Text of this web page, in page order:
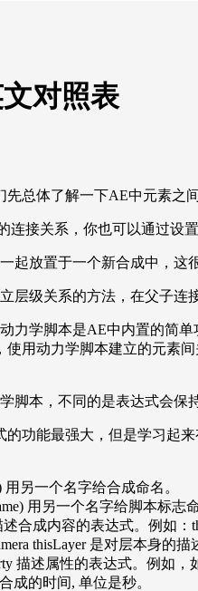
对照表
总体了解一下AE中元素之
连接关系，你也可以通过设
起放置于一个新合成中，这
层级关系的方法，在父子连
力学脚本是AE中内置的简
使用动力学脚本建立的元素
脚本，不同的是表达式会保
功能最强大，但是学习起来
用另一个名字给合成命名。
用另一个名字给脚本标志
述合成内容的表达式。例如：
thisLayer 是对层本身的
描述属性的表达式。例如
成的时间, 单位是秒。